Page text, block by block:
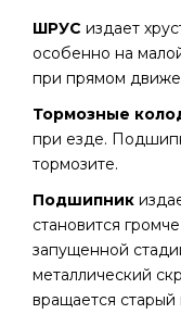
ШРУС издает
особенно на
при прямом
Тормозные
при езде.
тормозите.
Подшипник
становится
запущенной
металлический
вращается